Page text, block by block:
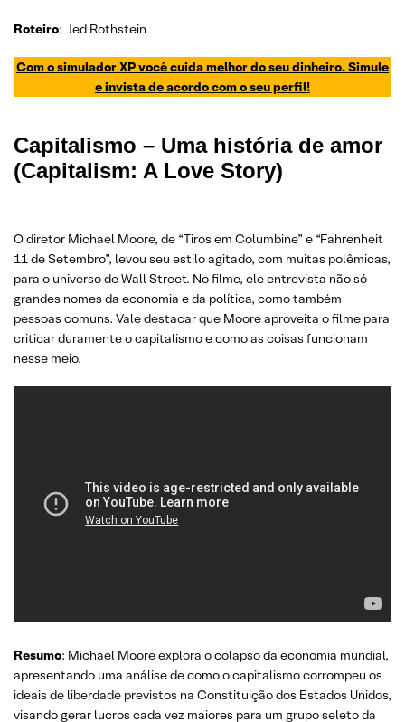
Roteiro: Jed Rothstein
Com o simulador XP você cuida melhor do seu dinheiro. Simule
e invista de acordo com o seu perfil!
Capitalismo – Uma história de amor
(Capitalism: A Love Story)
O diretor Michael Moore, de “Tiros em Columbine” e “Fahrenheit
11 de Setembro”, levou seu estilo agitado, com muitas polêmicas,
para o universo de Wall Street. No filme, ele entrevista não só
grandes nomes da economia e da política, como também
pessoas comuns. Vale destacar que Moore aproveita o filme para
criticar duramente o capitalismo e como as coisas funcionam
nesse meio.
Resumo: Michael Moore explora o colapso da economia mundial,
apresentando uma análise de como o capitalismo corrompeu os
ideais de liberdade previstos na Constituição dos Estados Unidos,
visando gerar lucros cada vez maiores para um grupo seleto da